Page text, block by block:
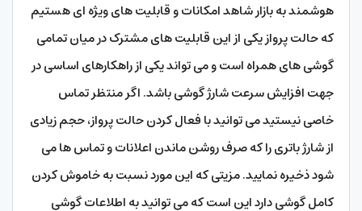
هوشمند به بازار شاهد امکانات و قابلیت های ویژه ای هستیم
که حالت پرواز یکی از این قابلیت های مشترک در میان تمامی
گوشی های همراه است و می تواند یکی از راهکارهای اساسی در
جهت افزایش سرعت شارژ گوشی باشد. اگر منتظر تماس
خاصی نیستید می توانید با فعال کردن حالت پرواز، حجم زیادی
از شارژ باتری را که صرف روشن ماندن اعلانات و تماس ها می
شود ذخیره نمایید. مزیتی که این مورد نسبت به خاموش کردن
کامل گوشی دارد این است که می توانید به اطلاعات گوشی